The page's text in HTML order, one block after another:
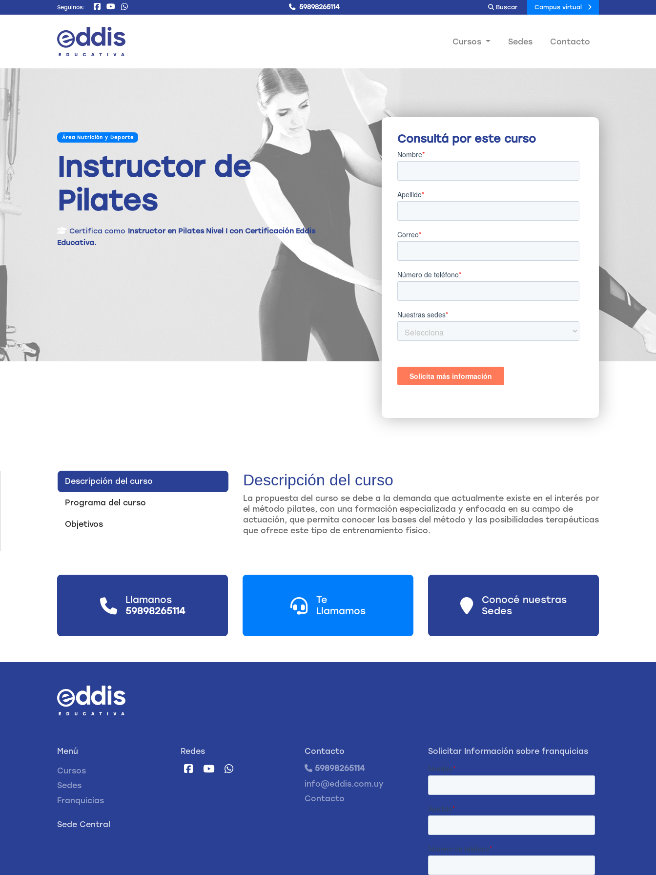
Seguinos: 59898265114 Buscar Campus virtual
Cursos Sedes Contacto
Área Nutrición y Deporte
Instructor de
Pilates
Certifica como Instructor en Pilates Nivel I con Certificación Eddis
Educativa.
Consultá por este curso
Descripción del curso
Programa del curso
Objetivos
Descripción del curso
La propuesta del curso se debe a la demanda que actualmente existe en el interés por
el método pilates, con una formación especializada y enfocada en su campo de
actuación, que permita conocer las bases del método y las posibilidades terapéuticas
que ofrece este tipo de entrenamiento físico.
Llamanos
59898265114
Te
Llamamos
Conocé nuestras
Sedes
Menú
Cursos
Sedes
Franquicias
Redes
Contacto
59898265114
info@eddis.com.uy
Contacto
Sede Central
Solicitar Información sobre franquicias